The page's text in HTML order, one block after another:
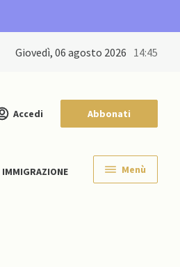
giovedì, 06 agosto 2026 14:45
Accedi Abbonati
IMMIGRAZIONE Menù